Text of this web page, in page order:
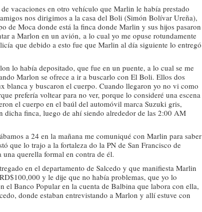
vacaciones en otro vehículo que Marlin le había prestado
nos dirigimos a la casa del Boli (Simón Bolívar Ureña),
de Moca donde está la finca donde Marlin y sus hijos pasaron
a Marlon en un avión, a lo cual yo me opuse rotundamente
que debido a esto fue que Marlin al día siguiente lo entregó
lo había depositado, que fue en un puente, a lo cual se me
Marlon se ofrece a ir a buscarlo con El Boli. Ellos dos
blanca y buscaron el cuerpo. Cuando llegaron yo no vi como
prefería voltear para no ver, porque lo consideré una escena
el cuerpo en el baúl del automóvil marca Suzuki gris,
dicha finca, luego de ahí siendo alrededor de las 2:00 AM
a 24 en la mañana me comuniqué con Marlin para saber
que lo trajo a la fortaleza do la PN de San Francisco de
querella formal en contra de él.
en el departamento de Salcedo y que manifiesta Marlin
y le dije que no había problemas, que yo lo
el Banco Popular en la cuenta de Balbina que labora con ella,
donde estaban entrevistando a Marlon y allí estuve con